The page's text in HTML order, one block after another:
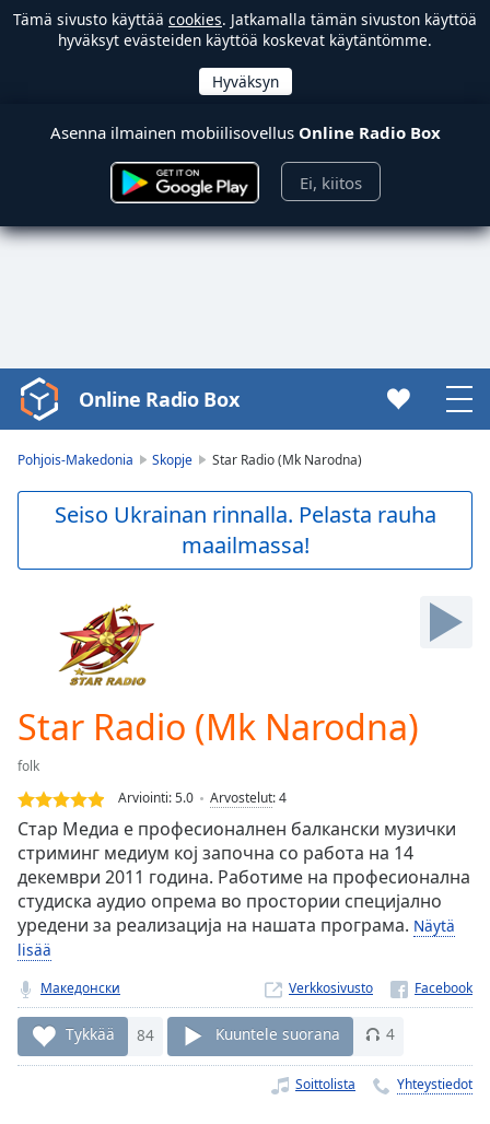
Tämä sivusto käyttää cookies. Jatkamalla tämän sivuston käyttöä
hyväksyt evästeiden käyttöä koskevat käytäntömme.
Asenna ilmainen mobiilisovellus Online Radio Box
Ei, kiitos
Video
Player
Skip
Current
Loaded
0.00%
Stream
TypeLIVE
Seek to
live,
currently
behind
live LIVE
Remaining
Time-
1x
Online Radio Box
Pohjois-Makedonia Skopje Star Radio (Mk Narodna)
Seiso Ukrainan rinnalla. Pelasta rauha
maailmassa!
Star Radio (Mk Narodna)
folk
Arviointi:5.0 Arvostelut:4
Стар Медиа е професионалнен балкански музички
стриминг медиум кој започна со работа на 14
декември 2011 година. Работиме на професионална
студиска аудио опрема во простории специјално
уредени за реализација на нашата програма. Näytä
lisää
Македонски Verkkosivusto
Tykkää 84 Kuuntele suorana 4
Soittolista Yhteystiedot